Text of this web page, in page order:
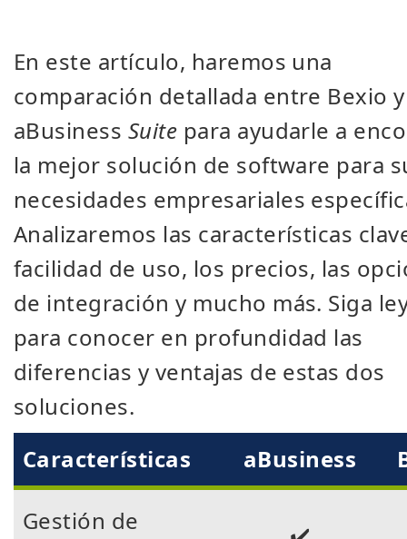
En este artículo, haremos una
comparación detallada entre Bexio y
aBusiness Suite para ayudarle a
la mejor solución de software para
necesidades empresariales
Analizaremos las características
facilidad de uso, los precios, las
de integración y mucho más. Siga
para conocer en profundidad las
diferencias y ventajas de estas dos
soluciones.
Características
aBusiness
Gestión de